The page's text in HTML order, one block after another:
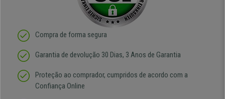
Compra de forma segura
Garantia de devolução 30 Dias, 3 Anos de Garantia
Proteção ao comprador, cumpridos de acordo com a
Confiança Online